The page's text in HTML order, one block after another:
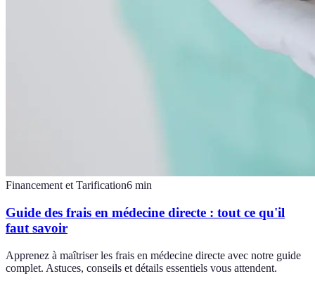
Financement et Tarification6 min
Guide des frais en médecine directe : tout ce qu'il
faut savoir
Apprenez à maîtriser les frais en médecine directe avec notre guide
complet. Astuces, conseils et détails essentiels vous attendent.